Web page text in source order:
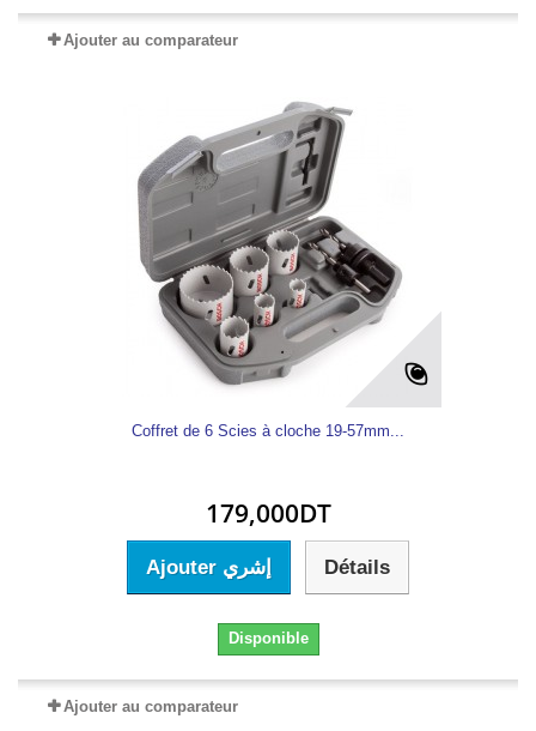
Ajouter au comparateur
Coffret de 6 Scies à cloche 19-57mm...
179,000DT
Ajouter إشري Détails
Disponible
Ajouter au comparateur